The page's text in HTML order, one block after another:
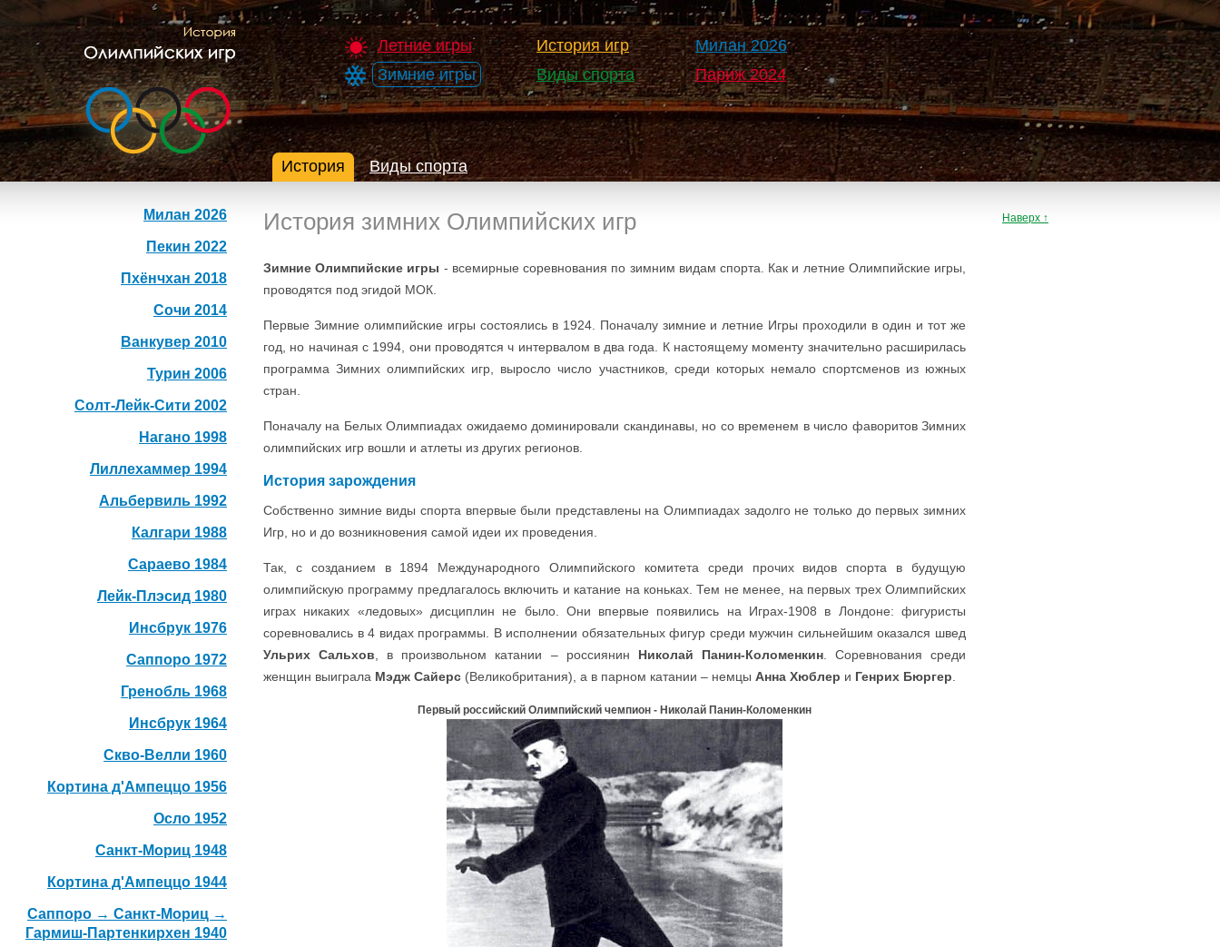
Летние игры
Зимние игры
История игр
Виды спорта
Милан 2026
Париж 2024
История Виды спорта
Милан 2026
Пекин 2022
Пхёнчхан 2018
Сочи 2014
Ванкувер 2010
Турин 2006
Солт-Лейк-Сити 2002
Нагано 1998
Лиллехаммер 1994
Альбервиль 1992
Калгари 1988
Сараево 1984
Лейк-Плэсид 1980
Инсбрук 1976
Саппоро 1972
Гренобль 1968
Инсбрук 1964
Скво-Велли 1960
Кортина д'Ампеццо 1956
Осло 1952
Санкт-Мориц 1948
Кортина д'Ампеццо 1944
Саппоро → Санкт-Мориц →
Гармиш-Партенкирхен 1940
Наверх ↑
История зимних Олимпийских игр
Зимние Олимпийские игры - всемирные соревнования по зимним видам спорта. Как и летние Олимпийские игры,
проводятся под эгидой МОК.
Первые Зимние олимпийские игры состоялись в 1924. Поначалу зимние и летние Игры проходили в один и тот же
год, но начиная с 1994, они проводятся ч интервалом в два года. К настоящему моменту значительно расширилась
программа Зимних олимпийских игр, выросло число участников, среди которых немало спортсменов из южных
стран.
Поначалу на Белых Олимпиадах ожидаемо доминировали скандинавы, но со временем в число фаворитов Зимних
олимпийских игр вошли и атлеты из других регионов.
История зарождения
Собственно зимние виды спорта впервые были представлены на Олимпиадах задолго не только до первых зимних
Игр, но и до возникновения самой идеи их проведения.
Так, с созданием в 1894 Международного Олимпийского комитета среди прочих видов спорта в будущую
олимпийскую программу предлагалось включить и катание на коньках. Тем не менее, на первых трех Олимпийских
играх никаких «ледовых» дисциплин не было. Они впервые появились на Играх-1908 в Лондоне: фигуристы
соревновались в 4 видах программы. В исполнении обязательных фигур среди мужчин сильнейшим оказался швед
Ульрих Сальхов , в произвольном катании – россиянин Николай Панин-Коломенкин. Соревнования среди
женщин выиграла Мэдж Сайерс (Великобритания), а в парном катании – немцы Анна Хюблер и Генрих Бюргер
Первый российский Олимпийский чемпион - Николай Панин-Коломенкин